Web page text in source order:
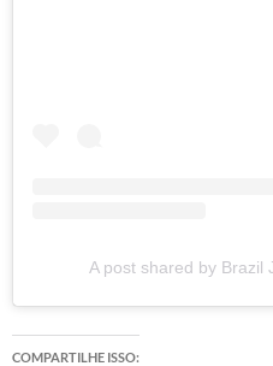
A post shared by Brazil
COMPARTILHE ISSO: